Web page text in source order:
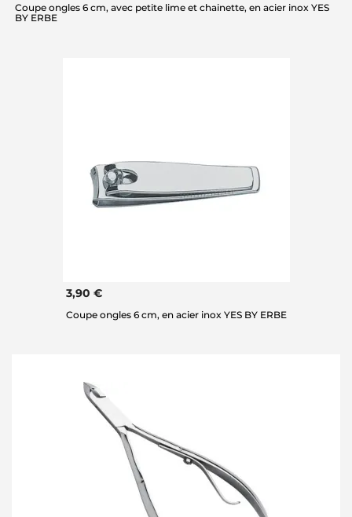
Coupe ongles 6 cm, avec petite lime et chainette, en acier inox YES
BY ERBE
3,90 €
Coupe ongles 6 cm, en acier inox YES BY ERBE